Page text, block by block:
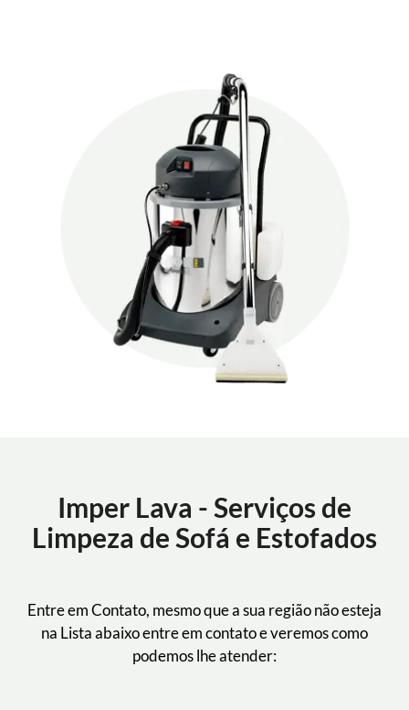
Imper Lava - Serviços de
Limpeza de Sofá e Estofados
Entre em Contato, mesmo que a sua região não esteja
na Lista abaixo entre em contato e veremos como
podemos lhe atender: